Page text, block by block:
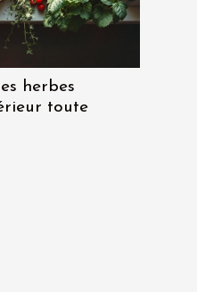
herbes
toute